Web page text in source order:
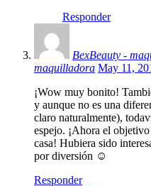
Responder
BexBeauty -
maquilladora May 11,
¡Wow muy bonito!
y aunque no es una
claro naturalmente),
espejo. ¡Ahora el
casa! Hubiera sido
por diversión ☺
Responder